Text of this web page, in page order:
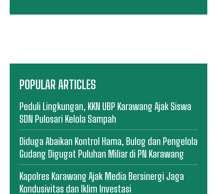
POPULAR ARTICLES
Peduli Lingkungan, KKN UBP Karawang Ajak Siswa
SDN Pulosari Kelola Sampah
Diduga Abaikan Kontrol Hama, Bulog dan Pengelola
Gudang Digugat Puluhan Miliar di PN Karawang
Kapolres Karawang Ajak Media Bersinergi Jaga
Kondusivitas dan Iklim Investasi